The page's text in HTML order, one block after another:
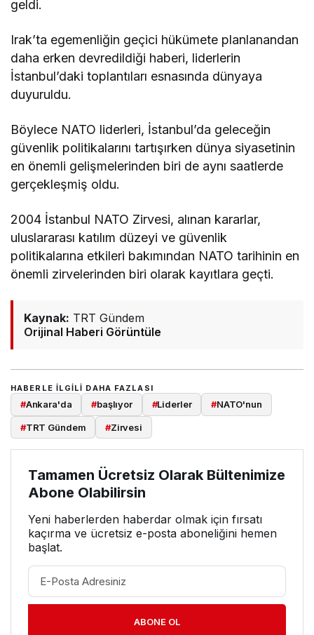
geldi.
Irak’ta egemenliğin geçici hükümete planlanandan
daha erken devredildiği haberi, liderlerin
İstanbul’daki toplantıları esnasında dünyaya
duyuruldu.
Böylece NATO liderleri, İstanbul’da geleceğin
güvenlik politikalarını tartışırken dünya siyasetinin
en önemli gelişmelerinden biri de aynı saatlerde
gerçekleşmiş oldu.
2004 İstanbul NATO Zirvesi, alınan kararlar,
uluslararası katılım düzeyi ve güvenlik
politikalarına etkileri bakımından NATO tarihinin en
önemli zirvelerinden biri olarak kayıtlara geçti.
Kaynak: TRT Gündem
Orijinal Haberi Görüntüle
HABERLE ILGILI DAHA FAZLASI
#Ankara'da #başlıyor #Liderler #NATO'nun
#TRT Gündem #Zirvesi
Tamamen Ücretsiz Olarak Bültenimize
Abone Olabilirsin
Yeni haberlerden haberdar olmak için fırsatı
kaçırma ve ücretsiz e-posta aboneliğini hemen
başlat.
ABONE OL